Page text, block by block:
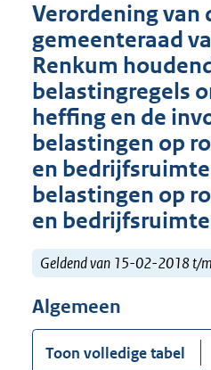
Verordening van
gemeenteraad
Renkum
belastingregels
heffing en de
belastingen op
en
belastingen op
en
Geldend van 15-02-2018 t/
Algemeen
Toon volledige tabel